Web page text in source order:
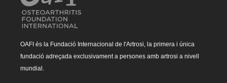
OAFI és la Fundació Internacional de l'Artrosi, la primera i única
fundació adreçada exclusivament a persones amb artrosi a nivell
mundial.